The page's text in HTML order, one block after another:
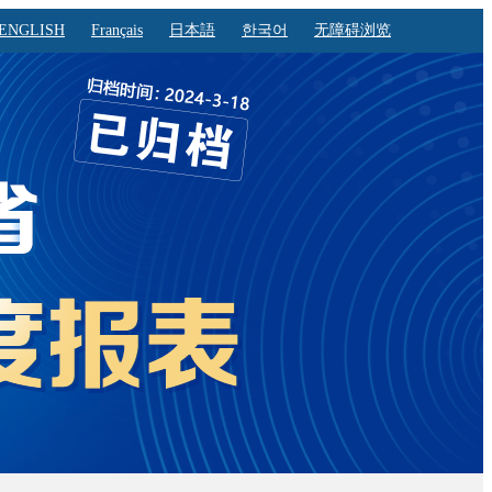
Français 日本語 한국어 无障碍浏览